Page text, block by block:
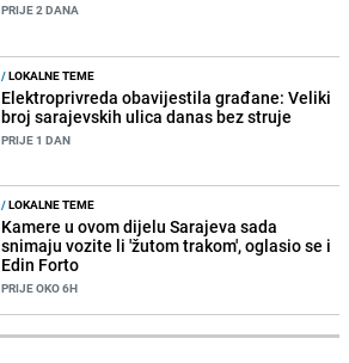
PRIJE 2 DANA
/LOKALNE TEME
Elektroprivreda obavijestila građane: Veliki
broj sarajevskih ulica danas bez struje
PRIJE 1 DAN
/LOKALNE TEME
Kamere u ovom dijelu Sarajeva sada
snimaju vozite li 'žutom trakom', oglasio se i
Edin Forto
PRIJE OKO 6H